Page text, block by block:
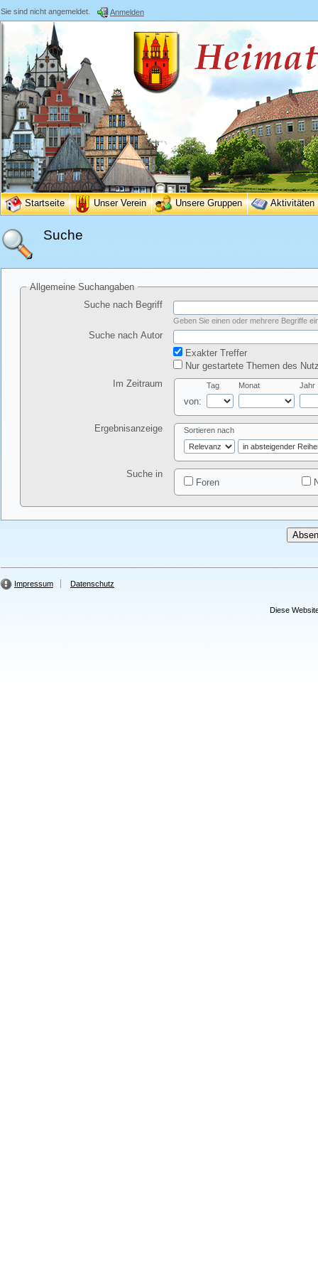
Sie sind nicht angemeldet. Anmelden
Startseite Unser Verein Unsere Gruppen Aktivitäten
Suche
Allgemeine Suchangaben
Suche nach Begriff
Geben Sie einen oder mehrere Begriffe
Suche nach Autor
Exakter Treffer
Nur gestartete Themen des
Im Zeitraum
von:
Tag Monat Jahr
Ergebnisanzeige Sortieren nach
Suche in
Foren
Impressum Datenschutz
Diese